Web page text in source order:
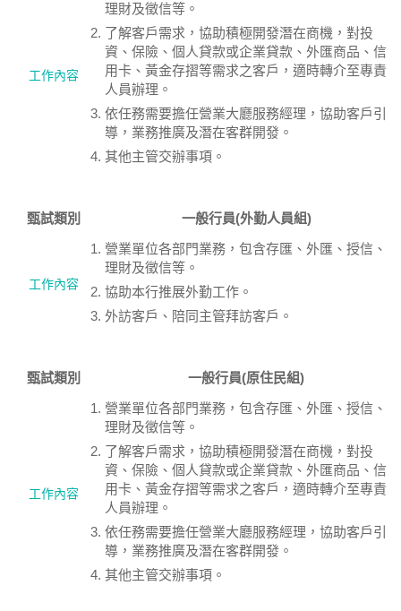
工作內容
理財及徵信等。
了解客戶需求，協助積極開發潛在商機，對投
資、保險、個人貸款或企業貸款、外匯商品、信
用卡、黃金存摺等需求之客戶，適時轉介至專責
人員辦理。
依任務需要擔任營業大廳服務經理，協助客戶引
導，業務推廣及潛在客群開發。
其他主管交辦事項。
甄試類別 一般行員(外勤人員組)
工作內容
營業單位各部門業務，包含存匯、外匯、授信、
理財及徵信等。
協助本行推展外勤工作。
外訪客戶、陪同主管拜訪客戶。
甄試類別 一般行員(原住民組)
工作內容
營業單位各部門業務，包含存匯、外匯、授信、
理財及徵信等。
了解客戶需求，協助積極開發潛在商機，對投
資、保險、個人貸款或企業貸款、外匯商品、信
用卡、黃金存摺等需求之客戶，適時轉介至專責
人員辦理。
依任務需要擔任營業大廳服務經理，協助客戶引
導，業務推廣及潛在客群開發。
其他主管交辦事項。